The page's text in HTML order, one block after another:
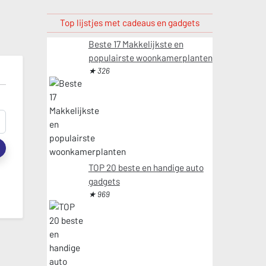
Top lijstjes met cadeaus en gadgets
Beste 17 Makkelijkste en
populairste woonkamerplanten
★ 326
TOP 20 beste en handige auto
gadgets
★ 969